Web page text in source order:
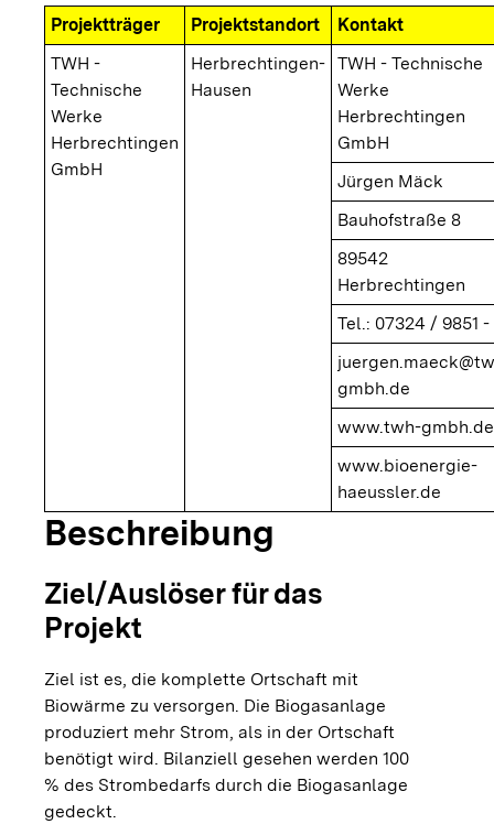
Projektträger Projektstandort
Kontakt
TWH -
Technische
Werke
Herbrechtingen
GmbH
Herbrechtingen-
Hausen
TWH - Technische
Werke
Herbrechtingen
GmbH
Jürgen Mäck
Bauhofstraße 8
89542
Herbrechtingen
Tel.: 07324 / 9851 -
gmbh.de
www.twh-gmbh.de
www.bioenergie-
haeussler.de
Beschreibung
Ziel/Auslöser für das
Projekt
Ziel ist es, die komplette Ortschaft mit
Biowärme zu versorgen. Die Biogasanlage
produziert mehr Strom, als in der Ortschaft
benötigt wird. Bilanziell gesehen werden 100
% des Strombedarfs durch die Biogasanlage
gedeckt.